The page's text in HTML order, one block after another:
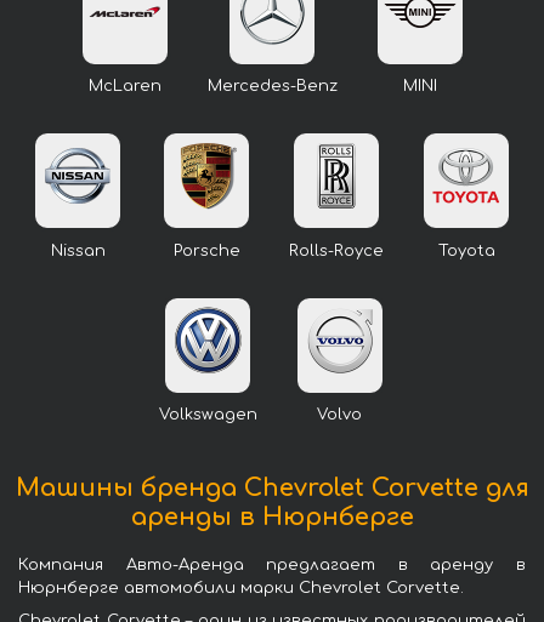
McLaren Mercedes-Benz MINI
Nissan Porsche Rolls-Royce Toyota
Volkswagen Volvo
Машины бренда Chevrolet Corvette для
аренды в Нюрнберге
Компания Авто-Аренда предлагает в аренду в
Нюрнберге автомобили марки Chevrolet Corvette.